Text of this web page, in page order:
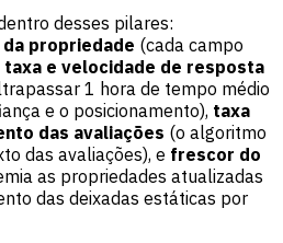
desses pilares:
propriedade (cada campo
taxa e velocidade de resposta
1 hora de tempo médio
e o posicionamento), taxa
das avaliações (o algoritmo
das avaliações), e frescor do
as propriedades atualizadas
das deixadas estáticas por